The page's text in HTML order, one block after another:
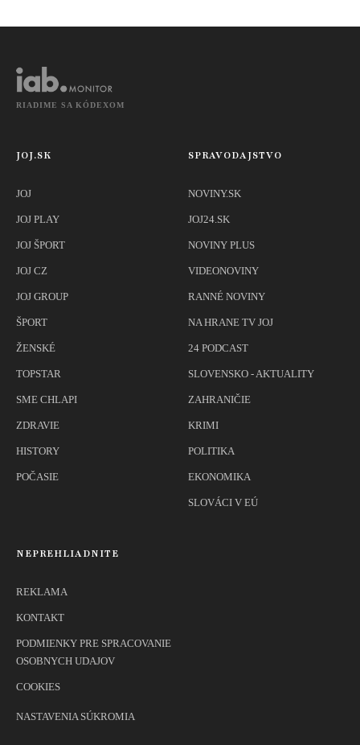
kamene a iné
prepadli na úplne
RIADIME SA KÓDEXOM
JOJ.SK
JOJ
JOJ PLAY
JOJ ŠPORT
JOJ CZ
JOJ GROUP
ŠPORT
ŽENSKÉ
TOPSTAR
SME CHLAPI
ZDRAVIE
HISTORY
POČASIE
SPRAVODAJSTVO
NOVINY.SK
JOJ24.SK
NOVINY PLUS
VIDEONOVINY
RANNÉ NOVINY
NA HRANE TV JOJ
24 PODCAST
SLOVENSKO - AKTUALITY
ZAHRANIČIE
KRIMI
POLITIKA
EKONOMIKA
SLOVÁCI V EÚ
NEPREHLIADNITE
REKLAMA
KONTAKT
PODMIENKY PRE SPRACOVANIE
OSOBNYCH UDAJOV
COOKIES
NASTAVENIA SÚKROMIA